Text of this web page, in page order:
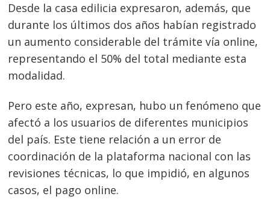
Desde la casa edilicia expresaron, además, que
durante los últimos dos años habían registrado
un aumento considerable del trámite vía online,
representando el 50% del total mediante esta
modalidad.
Pero este año, expresan, hubo un fenómeno que
afectó a los usuarios de diferentes municipios
del país. Este tiene relación a un error de
coordinación de la plataforma nacional con las
revisiones técnicas, lo que impidió, en algunos
casos, el pago online.